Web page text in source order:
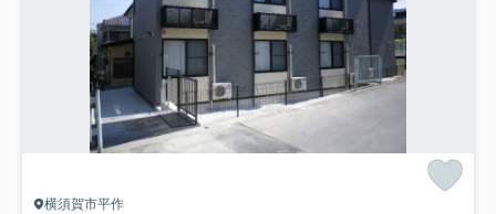
横須賀市平作